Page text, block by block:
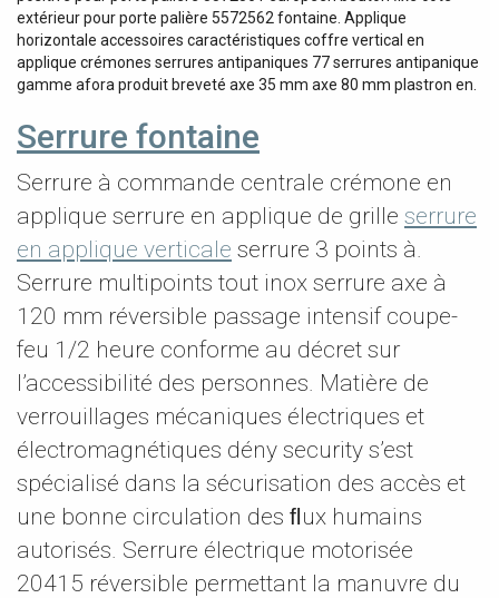
extérieur pour porte palière 5572562 fontaine. Applique
horizontale accessoires caractéristiques coffre vertical en
applique crémones serrures antipaniques 77 serrures antipanique
gamme afora produit breveté axe 35 mm axe 80 mm plastron en.
Serrure fontaine
Serrure à commande centrale crémone en
applique serrure en applique de grille serrure
en applique verticale serrure 3 points à.
Serrure multipoints tout inox serrure axe à
120 mm réversible passage intensif coupe-
feu 1/2 heure conforme au décret sur
l’accessibilité des personnes. Matière de
verrouillages mécaniques électriques et
électromagnétiques dény security s’est
spécialisé dans la sécurisation des accès et
une bonne circulation des ﬂux humains
autorisés. Serrure électrique motorisée
20415 réversible permettant la manuvre du